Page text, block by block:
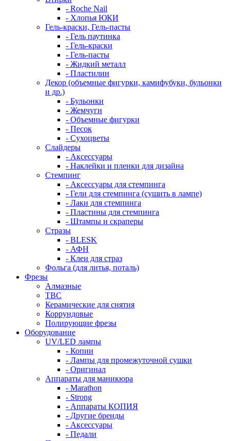
- Roche Nail
- Хлопья ЮКИ
Гель-краски, Гель-пасты
- Гель паутинка
- Гель-краски
- Гель-пасты
- Жидкий металл
- Пластилин
Декор (объемные фигурки, камифубуки, бульонки
и др.)
- Бульонки
- Жемчуги
- Объемные фигурки
- Песок
- Сухоцветы
Слайдеры
- Аксессуары
- Наклейки и пленки для дизайна
Стемпинг
- Аксессуары для стемпинга
- Гели для стемпинга (сушить в лампе)
- Лаки для стемпинга
- Пластины для стемпинга
- Штампы и скраперы
Стразы
- BLESK
- АФН
- Клеи для страз
Фольга (для литья, поталь)
Фрезы
Алмазные
ТВС
Керамические для снятия
Коррундовые
Полирующие фрезы
Оборудование
UV/LED лампы
- Копии
- Лампы для промежуточной сушки
- Оригинал
Аппараты для маникюра
- Marathon
- Strong
- Аппараты КОПИЯ
- Другие бренды
- Аксессуары
- Педали